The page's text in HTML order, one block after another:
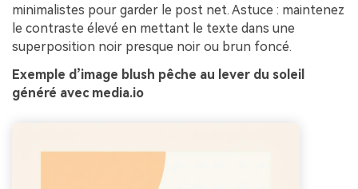
minimalistes pour garder le post net. Astuce : maintenez
le contraste élevé en mettant le texte dans une
superposition noir presque noir ou brun foncé.
Exemple d’image blush pêche au lever du soleil
généré avec media.io